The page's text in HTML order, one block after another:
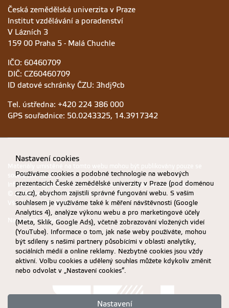
Česká zemědělská univerzita v Praze
Institut vzdělávání a poradenství
V Lázních 3
159 00 Praha 5 - Malá Chuchle
IČO: 60460709
DIČ: CZ60460709
ID datové schránky ČZU: 3hdj9cb
Tel. ústředna: +420 224 386 000
GPS souřadnice: 50.0243325, 14.3917342
souhlasem ČZU.
Informace o zpracování a ochraně osobních údajů na ČZU v Praze.
© 2026 Česká zemědělská univerzita v Praze
Všechna práva vyhrazena
Nastavení cookies
Nastavení cookies
Používáme cookies a podobné technologie na webových
prezentacích České zemědělské univerzity v Praze (pod doménou
czu.cz), abychom zajistili správné fungování webu. S vaším
souhlasem je využíváme také k měření návštěvnosti (Google
Analytics 4), analýze výkonu webu a pro marketingové účely
(Meta, Sklik, Google Ads), včetně zobrazování vložených videí
(YouTube). Informace o tom, jak naše weby používáte, mohou
být sdíleny s našimi partnery působícími v oblasti analytiky,
sociálních médií a online reklamy. Nezbytné cookies jsou vždy
aktivní. Volbu cookies a udělený souhlas můžete kdykoliv změnit
nebo odvolat v „Nastavení cookies“.
Nastavení